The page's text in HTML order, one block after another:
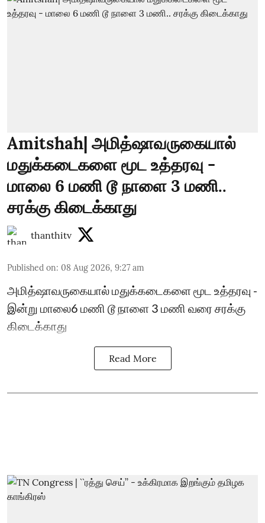
Amitshah| அமித்ஷாவருகையால்
மதுக்கடைகளை மூட உத்தரவு -
மாலை 6 மணி டூ நாளை 3 மணி..
சரக்கு கிடைக்காது
thanthitv
Published on: 08 Aug 2026, 9:27 am
அமித்ஷாவருகையால் மதுக்கடைகளை மூட உத்தரவு -
இன்று மாலை6 மணி டூ நாளை 3 மணி வரை சரக்கு
கிடைக்காது
Read More